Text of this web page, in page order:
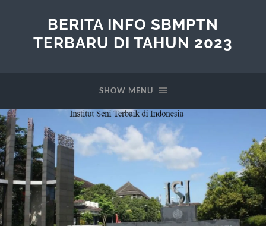
BERITA INFO SBMPTN
TERBARU DI TAHUN 2023
SHOW MENU